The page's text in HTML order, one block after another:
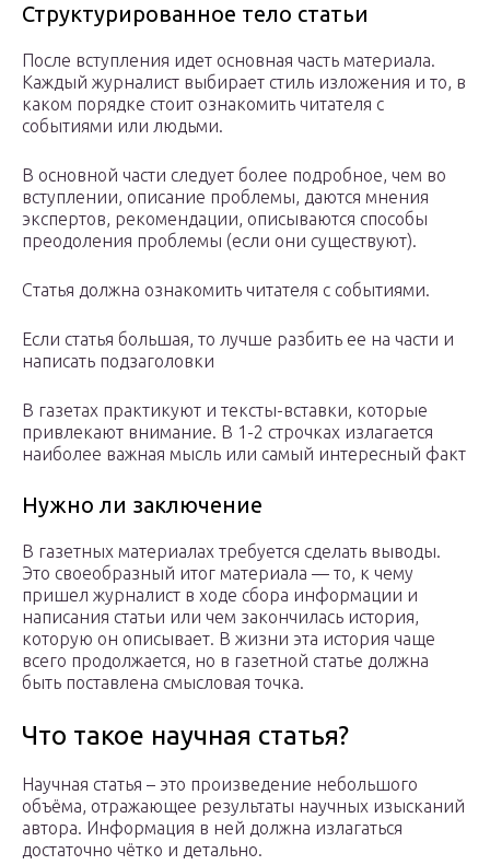
Структурированное тело статьи
После вступления идет основная часть материала.
Каждый журналист выбирает стиль изложения и то, в
каком порядке стоит ознакомить читателя с
событиями или людьми.
В основной части следует более подробное, чем во
вступлении, описание проблемы, даются мнения
экспертов, рекомендации, описываются способы
преодоления проблемы (если они существуют).
Статья должна ознакомить читателя с событиями.
Если статья большая, то лучше разбить ее на части и
написать подзаголовки
В газетах практикуют и тексты-вставки, которые
привлекают внимание. В 1-2 строчках излагается
наиболее важная мысль или самый интересный факт
Нужно ли заключение
В газетных материалах требуется сделать выводы.
Это своеобразный итог материала — то, к чему
пришел журналист в ходе сбора информации и
написания статьи или чем закончилась история,
которую он описывает. В жизни эта история чаще
всего продолжается, но в газетной статье должна
быть поставлена смысловая точка.
Что такое научная статья?
Научная статья – это произведение небольшого
объёма, отражающее результаты научных изысканий
автора. Информация в ней должна излагаться
достаточно чётко и детально.